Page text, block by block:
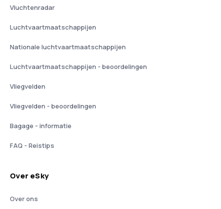
Vluchtenradar
Luchtvaartmaatschappijen
Nationale luchtvaartmaatschappijen
Luchtvaartmaatschappijen - beoordelingen
Vliegvelden
Vliegvelden - beoordelingen
Bagage - informatie
FAQ - Reistips
Over eSky
Over ons